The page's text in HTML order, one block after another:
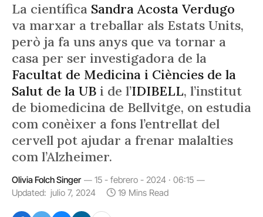
La científica Sandra Acosta Verdugo
va marxar a treballar als Estats Units,
però ja fa uns anys que va tornar a
casa per ser investigadora de la
Facultat de Medicina i Ciències de la
Salut de la UB i de l’IDIBELL, l’institut
de biomedicina de Bellvitge, on estudia
com conèixer a fons l’entrellat del
cervell pot ajudar a frenar malalties
com l’Alzheimer.
Olivia Folch Singer
15 - febrero - 2024 · 06:15
Updated: julio 7, 2024 19 Mins Read